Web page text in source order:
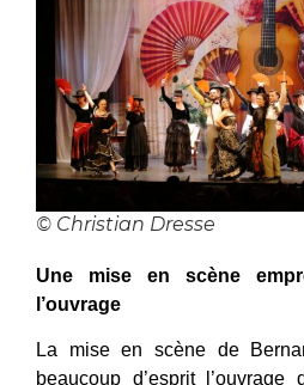
© Christian Dresse
Une mise en scène
l’ouvrage
La mise en scène de
beaucoup d’esprit